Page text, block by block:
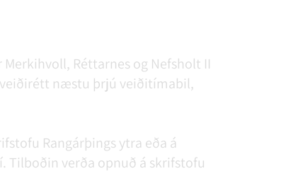
Réttarnes og Nefsholt II
næstu þrjú veiðitímabil,
Rangárþings ytra eða á
Tilboðin verða opnuð á skrifstofu